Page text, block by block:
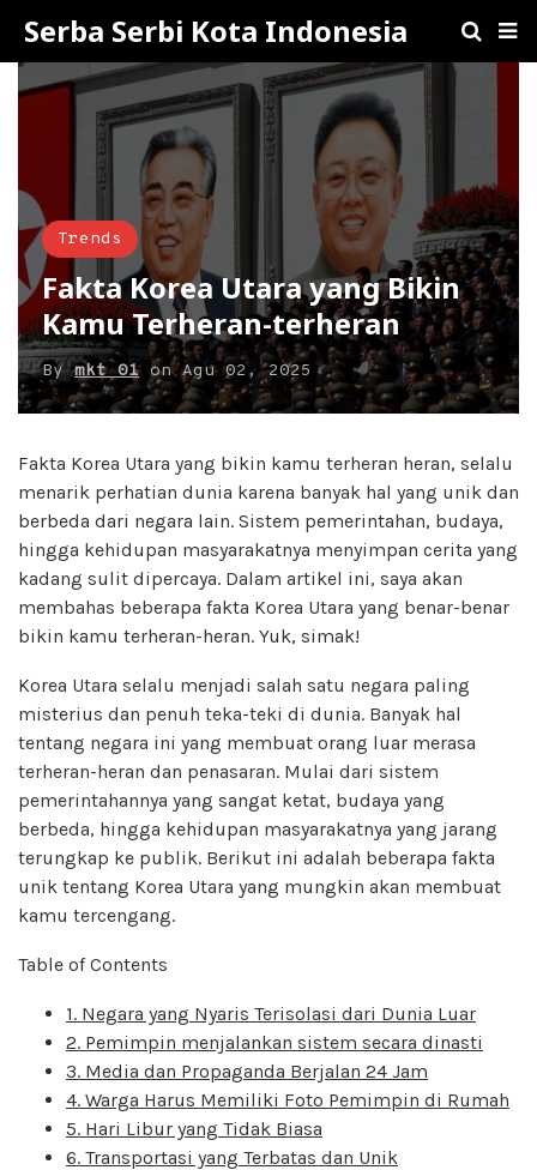
Serba Serbi Kota Indonesia
Trends
Fakta Korea Utara yang Bikin
Kamu Terheran-terheran
Bymkt 01onAgu 02, 2025
Fakta Korea Utara yang bikin kamu terheran heran, selalu
menarik perhatian dunia karena banyak hal yang unik dan
berbeda dari negara lain. Sistem pemerintahan, budaya,
hingga kehidupan masyarakatnya menyimpan cerita yang
kadang sulit dipercaya. Dalam artikel ini, saya akan
membahas beberapa fakta Korea Utara yang benar-benar
bikin kamu terheran-heran. Yuk, simak!
Korea Utara selalu menjadi salah satu negara paling
misterius dan penuh teka-teki di dunia. Banyak hal
tentang negara ini yang membuat orang luar merasa
terheran-heran dan penasaran. Mulai dari sistem
pemerintahannya yang sangat ketat, budaya yang
berbeda, hingga kehidupan masyarakatnya yang jarang
terungkap ke publik. Berikut ini adalah beberapa fakta
unik tentang Korea Utara yang mungkin akan membuat
kamu tercengang.
Table of Contents
1. Negara yang Nyaris Terisolasi dari Dunia Luar
2. Pemimpin menjalankan sistem secara dinasti
3. Media dan Propaganda Berjalan 24 Jam
4. Warga Harus Memiliki Foto Pemimpin di Rumah
5. Hari Libur yang Tidak Biasa
6. Transportasi yang Terbatas dan Unik